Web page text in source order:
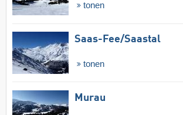
tonen
Saas-Fee/​Saastal
tonen
Murau